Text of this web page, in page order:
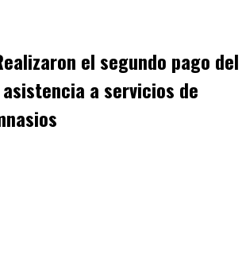
el segundo pago del
a servicios de